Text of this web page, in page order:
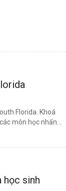
Florida. Khoá
môn học nhấn...
học sinh